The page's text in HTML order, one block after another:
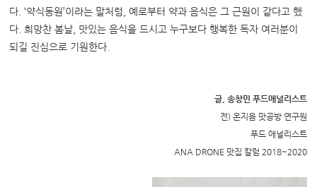
다. ‘약식동원’이라는 말처럼, 예로부터 약과 음식은 그 근원이 같다고 했
다. 희망찬 봄날, 맛있는 음식을 드시고 누구보다 행복한 독자 여러분이
되길 진심으로 기원한다.
글. 송창민 푸드애널리스트
전) 온지음 맛공방 연구원
푸드 애널리스트
ANA DRONE 맛집 칼럼 2018~2020